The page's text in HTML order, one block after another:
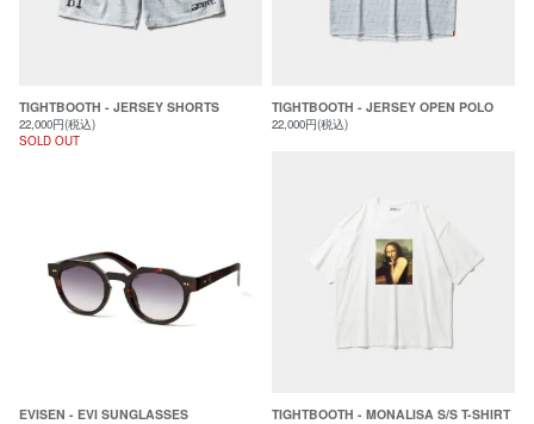
TIGHTBOOTH - JERSEY SHORTS
22,000円(税込)
SOLD OUT
TIGHTBOOTH - JERSEY OPEN POLO
22,000円(税込)
EVISEN - EVI SUNGLASSES TIGHTBOOTH - MONALISA S/S T-SHIRT